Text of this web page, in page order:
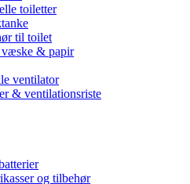
toiletter
til toilet
& papir
ventilator
& ventilationsriste
og tilbehør